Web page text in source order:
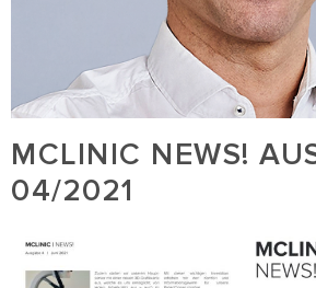
MCLINIC NEWS!
04/2021